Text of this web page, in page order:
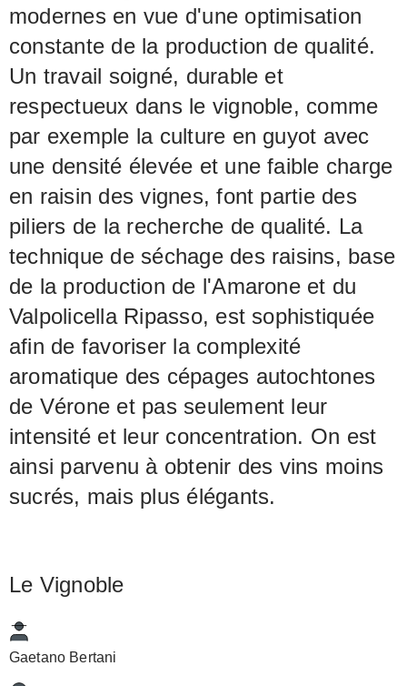
modernes en vue d'une optimisation
constante de la production de qualité.
Un travail soigné, durable et
respectueux dans le vignoble, comme
par exemple la culture en guyot avec
une densité élevée et une faible charge
en raisin des vignes, font partie des
piliers de la recherche de qualité. La
technique de séchage des raisins, base
de la production de l'Amarone et du
Valpolicella Ripasso, est sophistiquée
afin de favoriser la complexité
aromatique des cépages autochtones
de Vérone et pas seulement leur
intensité et leur concentration. On est
ainsi parvenu à obtenir des vins moins
sucrés, mais plus élégants.
Le Vignoble
Gaetano Bertani